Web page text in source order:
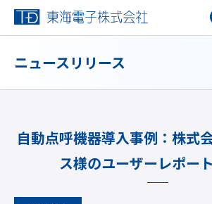
ニュースリリース
自動点呼機器導入事例：株式
ス様のユーザーレポー